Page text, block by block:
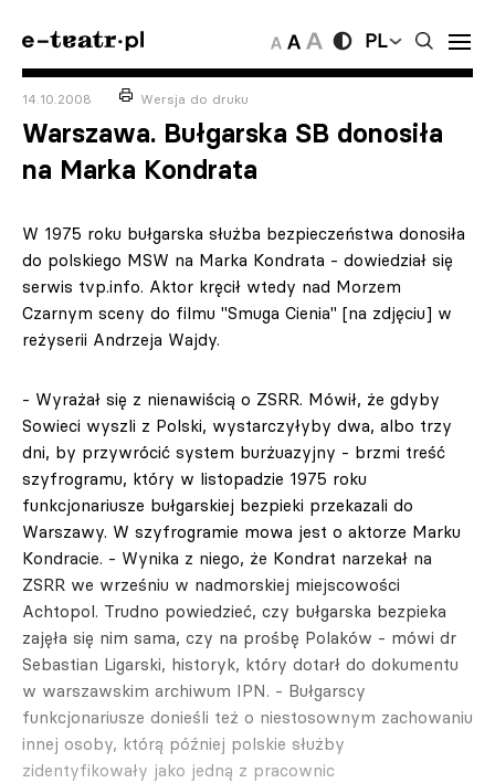
PL
14.10.2008 Wersja do druku
Warszawa. Bułgarska SB donosiła
na Marka Kondrata
W 1975 roku bułgarska służba bezpieczeństwa donosiła
do polskiego MSW na Marka Kondrata - dowiedział się
serwis tvp.info. Aktor kręcił wtedy nad Morzem
Czarnym sceny do filmu "Smuga Cienia" [na zdjęciu] w
reżyserii Andrzeja Wajdy.
- Wyrażał się z nienawiścią o ZSRR. Mówił, że gdyby
Sowieci wyszli z Polski, wystarczyłyby dwa, albo trzy
dni, by przywrócić system burżuazyjny - brzmi treść
szyfrogramu, który w listopadzie 1975 roku
funkcjonariusze bułgarskiej bezpieki przekazali do
Warszawy. W szyfrogramie mowa jest o aktorze Marku
Kondracie. - Wynika z niego, że Kondrat narzekał na
ZSRR we wrześniu w nadmorskiej miejscowości
Achtopol. Trudno powiedzieć, czy bułgarska bezpieka
zajęła się nim sama, czy na prośbę Polaków - mówi dr
Sebastian Ligarski, historyk, który dotarł do dokumentu
w warszawskim archiwum IPN. - Bułgarscy
funkcjonariusze donieśli też o niestosownym zachowaniu
innej osoby, którą później polskie służby
zidentyfikowały jako jedną z pracownic